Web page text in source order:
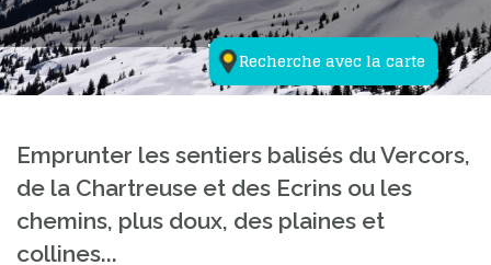
Recherche avec la carte
Emprunter les sentiers balisés du Vercors,
de la Chartreuse et des Ecrins ou les
chemins, plus doux, des plaines et
collines...